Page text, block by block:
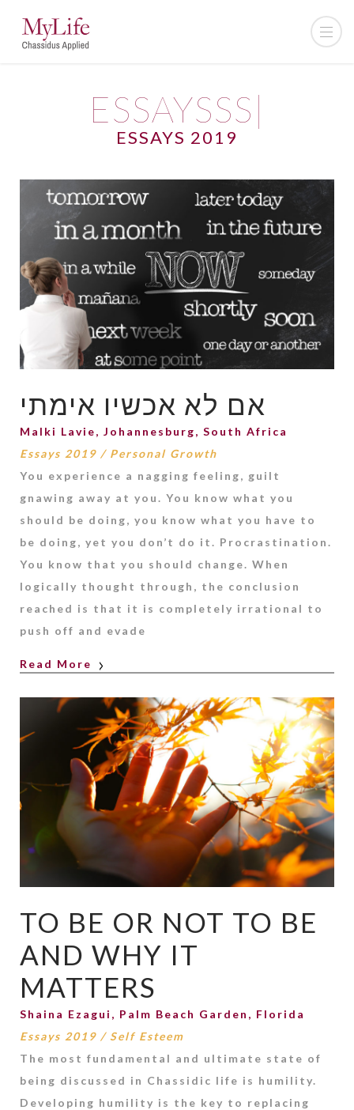
ESSAYSSS|
ESSAYS 2019
אם לא אכשיו אימתי
Malki Lavie, Johannesburg, South Africa
Essays 2019 / Personal Growth
You experience a nagging feeling, guilt
gnawing away at you. You know what you
should be doing, you know what you have to
be doing, yet you don’t do it. Procrastination.
You know that you should change. When
logically thought through, the conclusion
reached is that it is completely irrational to
push off and evade
Read More
TO BE OR NOT TO BE
AND WHY IT
MATTERS
Shaina Ezagui, Palm Beach Garden, Florida
Essays 2019 / Self Esteem
The most fundamental and ultimate state of
being discussed in Chassidic life is humility.
Developing humility is the key to replacing